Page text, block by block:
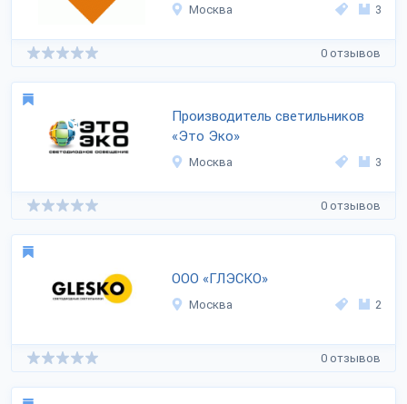
Москва 3
0 отзывов
Производитель светильников
«Это Эко»
Москва 3
0 отзывов
ООО «ГЛЭСКО»
Москва 2
0 отзывов